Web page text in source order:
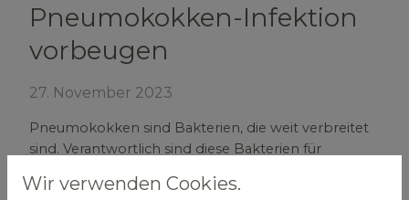
Pneumokokken-Infektion
vorbeugen
27. November 2023
Pneumokokken sind Bakterien, die weit verbreitet
sind. Verantwortlich sind diese Bakterien für
bestimmte Personen lebensbedrohlich sein.
Wir verwenden Cookies.